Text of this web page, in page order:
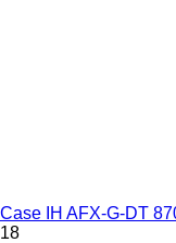
Case IH AFX-G-DT
18